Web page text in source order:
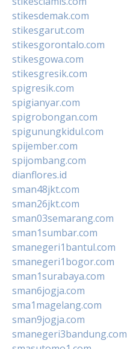
stikesdemak.com
stikesgarut.com
stikesgorontalo.com
stikesgowa.com
stikesgresik.com
spigresik.com
spigianyar.com
spigrobongan.com
spigunungkidul.com
spijember.com
spijombang.com
dianflores.id
sman48jkt.com
sman26jkt.com
sman03semarang.com
sman1sumbar.com
smanegeri1bantul.com
smanegeri1bogor.com
sman1surabaya.com
sman6jogja.com
sma1magelang.com
sman9jogja.com
smanegeri3bandung.com